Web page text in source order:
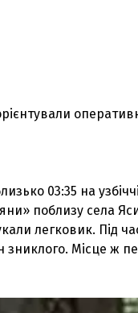
03:35 на
поблизу села
легковик. Під
Місце ж